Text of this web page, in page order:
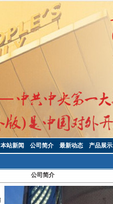
本站新闻 公司简介 最新动态 产品展示
公司简介